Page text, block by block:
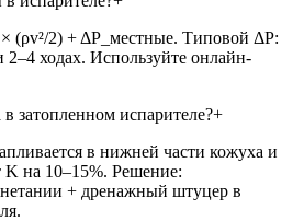
(ρv²/2) + ΔP_местные. Типовой ΔP:
ходах. Используйте онлайн-
в затопленном испарителе?+
в нижней части кожуха и
K на 10–15%. Решение:
+ дренажный штуцер в